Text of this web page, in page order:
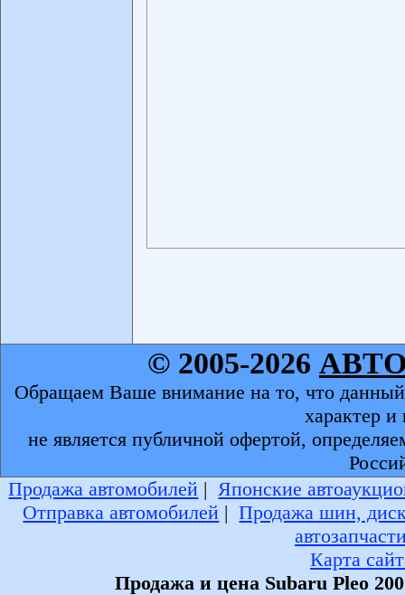
© 2005-2026
Обращаем Ваше внимание на то, что
характер
не является публичной офертой,
Продажа автомобилей | Японские
Отправка автомобилей |Продажа шин,
Карта
Продажа и цена Subaru Pleo